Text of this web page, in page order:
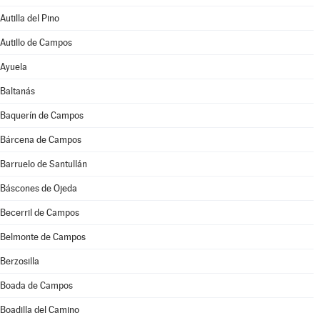
Autilla del Pino
Autillo de Campos
Ayuela
Baltanás
Baquerín de Campos
Bárcena de Campos
Barruelo de Santullán
Báscones de Ojeda
Becerril de Campos
Belmonte de Campos
Berzosilla
Boada de Campos
Boadilla del Camino